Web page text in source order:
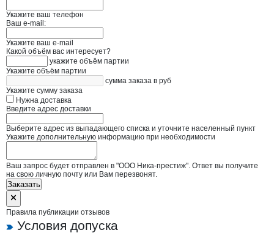
Укажите ваш телефон
Ваш e-mail:
Укажите ваш e-mail
Какой объём вас интересует?
укажите объём партии
Укажите объём партии
сумма заказа в руб
Укажите сумму заказа
Нужна доставка
Введите адрес доставки
Выберите адрес из выпадающего списка и уточните населенный пункт
Укажите дополнительную информацию при необходимости
Ваш запрос будет отправлен в "ООО Ника-престиж". Ответ вы получите
на свою личную почту или Вам перезвонят.
Заказать
Правила публикации отзывов
Условия допуска